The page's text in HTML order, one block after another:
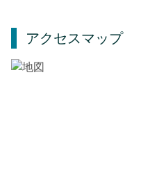
アクセスマップ